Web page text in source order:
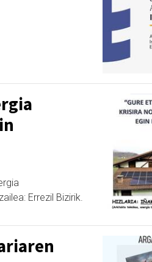
Errezil Bizirik.